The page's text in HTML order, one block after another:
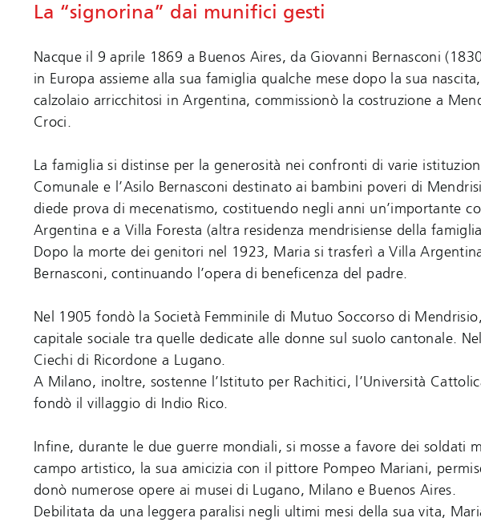
La “signorina” dai munifici gesti
Nacque il 9 aprile 1869 a Buenos Aires, da Giovanni Bernasconi
in Europa assieme alla sua famiglia qualche mese dopo la sua
calzolaio arricchitosi in Argentina, commissionò la costruzione a
Croci.
La famiglia si distinse per la generosità nei confronti di varie
Comunale e l’Asilo Bernasconi destinato ai bambini poveri di
diede prova di mecenatismo, costituendo negli anni un’importante
Argentina e a Villa Foresta (altra residenza mendrisiense della
Dopo la morte dei genitori nel 1923, Maria si trasferì a Villa
Bernasconi, continuando l’opera di beneficenza del padre.
Nel 1905 fondò la Società Femminile di Mutuo Soccorso di
capitale sociale tra quelle dedicate alle donne sul suolo cantonale.
Ciechi di Ricordone a Lugano.
A Milano, inoltre, sostenne l’Istituto per Rachitici, l’Università
fondò il villaggio di Indio Rico.
Infine, durante le due guerre mondiali, si mosse a favore dei
campo artistico, la sua amicizia con il pittore Pompeo Mariani,
donò numerose opere ai musei di Lugano, Milano e Buenos Aires.
Debilitata da una leggera paralisi negli ultimi mesi della sua vita,